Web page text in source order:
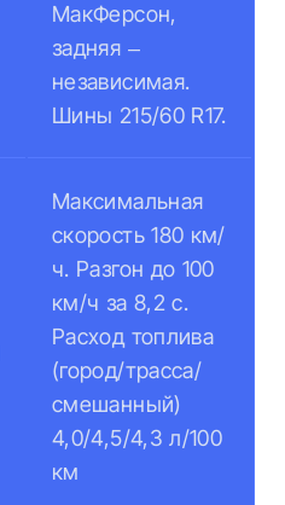
МакФерсон,
задняя –
независимая.
Шины 215/60 R17.
Максимальная
скорость 180 км/
ч. Разгон до 100
км/ч за 8,2 с.
Расход топлива
(город/трасса/
смешанный)
4,0/4,5/4,3 л/100
км